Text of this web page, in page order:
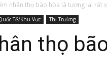
nhân thọ bão hòa là tương lai rất
Tế/Khu Vực Thị Trường
thọ